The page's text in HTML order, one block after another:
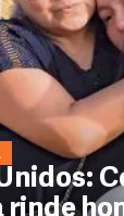
rinde